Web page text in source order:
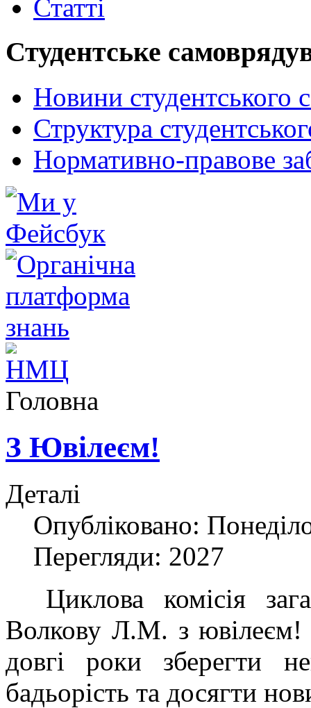
Статті
Студентське
Новини студентського
Структура
Нормативно-правове
Головна
З Ювілеєм!
Деталі
Опубліковано:
Перегляди: 2027
Циклова комісія
Волкову Л.М. з ювілеєм!
довгі роки зберегти
бадьорість та досягти